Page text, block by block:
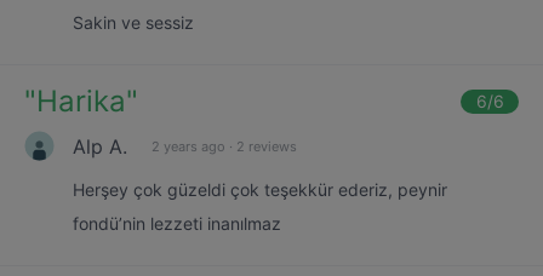
Sakin ve sessiz
"Harika" 6/6
Alp A. 2 years ago · 2 reviews
Herşey çok güzeldi çok teşekkür ederiz, peynir
fondü’nin lezzeti inanılmaz